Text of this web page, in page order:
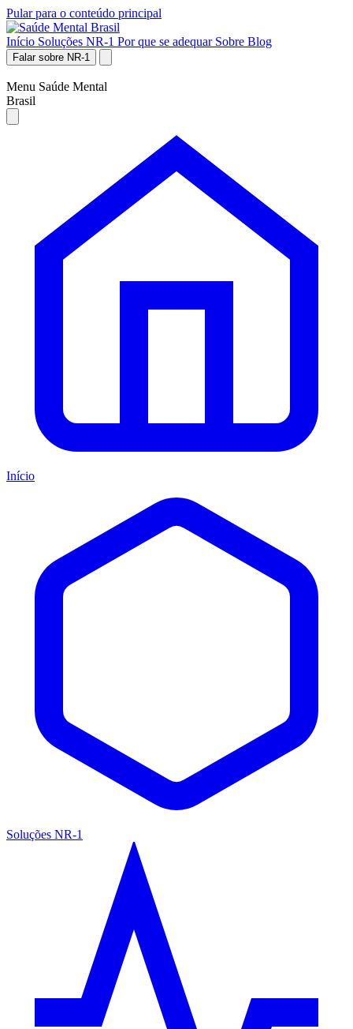
Pular para o conteúdo principal
Início Soluções NR-1 Por que se adequar Sobre Blog
Falar sobre NR-1
Menu Saúde Mental
Brasil
Início
Soluções NR-1